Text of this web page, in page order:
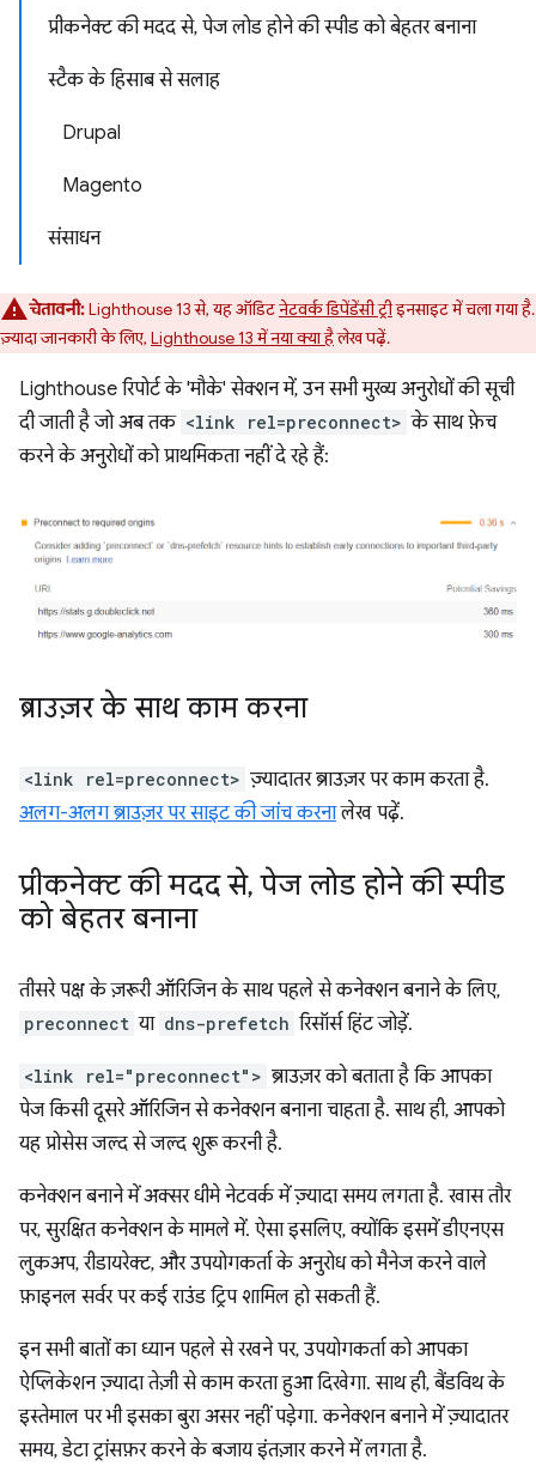
प्रीकनेक्ट की मदद से, पेज लोड होने की स्पीड को बेहतर बनाना
स्टैक के हिसाब से सलाह
Drupal
Magento
संसाधन
चेतावनी:Lighthouse 13 से, यह ऑडिटनेटवर्क डिपेंडेंसी ट्रीइनसाइट में चला गया है.
ज़्यादा जानकारी के लिए, Lighthouse 13 में नया क्या हैलेख पढ़ें.
Lighthouse रिपोर्ट के 'मौके' सेक्शन में, उन सभी मुख्य अनुरोधों की सूची
दी जाती है जो अब तक <link rel=preconnect> के साथ फ़ेच
करने के अनुरोधों को प्राथमिकता नहीं दे रहे हैं:
ब्राउज़र के साथ काम करना
<link rel=preconnect> ज़्यादातर ब्राउज़र पर काम करता है.
अलग-अलग ब्राउज़र पर साइट की जांच करनालेख पढ़ें.
प्रीकनेक्ट की मदद से, पेज लोड होने की स्पीड
को बेहतर बनाना
तीसरे पक्ष के ज़रूरी ऑरिजिन के साथ पहले से कनेक्शन बनाने के लिए,
preconnect या dns-prefetch रिसॉर्स हिंट जोड़ें.
<link rel="preconnect"> ब्राउज़र को बताता है कि आपका
पेज किसी दूसरे ऑरिजिन से कनेक्शन बनाना चाहता है. साथ ही, आपको
यह प्रोसेस जल्द से जल्द शुरू करनी है.
कनेक्शन बनाने में अक्सर धीमे नेटवर्क में ज़्यादा समय लगता है. खास तौर
पर, सुरक्षित कनेक्शन के मामले में. ऐसा इसलिए, क्योंकि इसमें डीएनएस
लुकअप, रीडायरेक्ट, और उपयोगकर्ता के अनुरोध को मैनेज करने वाले
फ़ाइनल सर्वर पर कई राउंड ट्रिप शामिल हो सकती हैं.
इन सभी बातों का ध्यान पहले से रखने पर, उपयोगकर्ता को आपका
ऐप्लिकेशन ज़्यादा तेज़ी से काम करता हुआ दिखेगा. साथ ही, बैंडविथ के
इस्तेमाल पर भी इसका बुरा असर नहीं पड़ेगा. कनेक्शन बनाने में ज़्यादातर
समय, डेटा ट्रांसफ़र करने के बजाय इंतज़ार करने में लगता है.